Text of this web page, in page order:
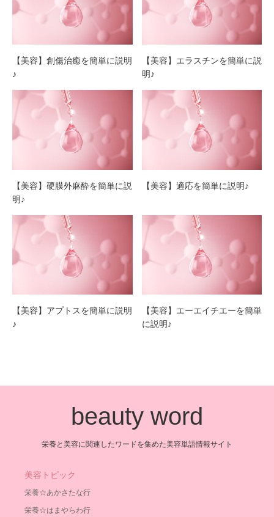
【美容】創傷治癒を簡単に説明
♪
【美容】エラスチンを簡単に説
明♪
【美容】硬膜外麻酔を簡単に説
明♪
【美容】適応を簡単に説明♪
【美容】アプトスを簡単に説明
♪
【美容】エーエイチエーを簡単
に説明♪
beauty word
栄養と美容に関連したワードを集めた美容単語情報サイト
美容トピック
栄養☆あかさたな行
栄養☆はまやらわ行